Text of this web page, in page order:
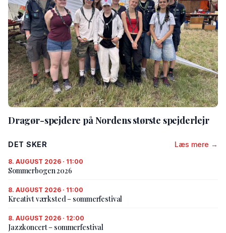
Dragør-spejdere på Nordens største spejderlejr
DET SKER Læs mere →
8. AUGUST 2026 · 11:00
Sommerbogen 2026
8. AUGUST 2026 · 11:00
Kreativt værksted – sommerfestival
8. AUGUST 2026 · 12:00
Jazzkoncert – sommerfestival